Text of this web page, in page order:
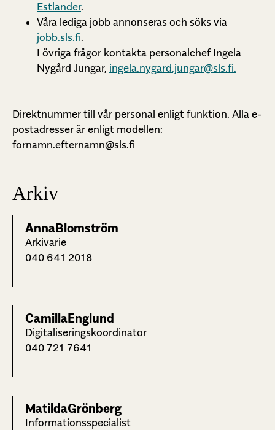
Estlander.
Våra lediga jobb annonseras och söks via
jobb.sls.fi.
I övriga frågor kontakta personalchef Ingela
Nygård Jungar, ingela.nygard.jungar@sls.fi.
Direktnummer till vår personal enligt funktion. Alla e-
postadresser är enligt modellen:
fornamn.efternamn@sls.fi
Arkiv
AnnaBlomström
Arkivarie
040 641 2018
CamillaEnglund
Digitaliseringskoordinator
040 721 7641
MatildaGrönberg
Informationsspecialist